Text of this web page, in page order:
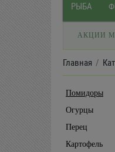
РЫБА
АКЦИИ
Главная
Помидоры
Огурцы
Перец
Картофель